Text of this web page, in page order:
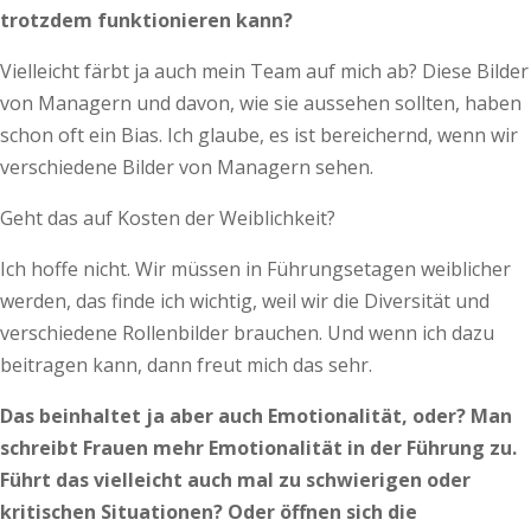
trotzdem funktionieren kann?
Vielleicht färbt ja auch mein Team auf mich ab? Diese Bilder
von Managern und davon, wie sie aussehen sollten, haben
schon oft ein Bias. Ich glaube, es ist bereichernd, wenn wir
verschiedene Bilder von Managern sehen.
Geht das auf Kosten der Weiblichkeit?
Ich hoffe nicht. Wir müssen in Führungsetagen weiblicher
werden, das finde ich wichtig, weil wir die Diversität und
verschiedene Rollenbilder brauchen. Und wenn ich dazu
beitragen kann, dann freut mich das sehr.
Das beinhaltet ja aber auch Emotionalität, oder? Man
schreibt Frauen mehr Emotionalität in der Führung zu.
Führt das vielleicht auch mal zu schwierigen oder
kritischen Situationen? Oder öffnen sich die